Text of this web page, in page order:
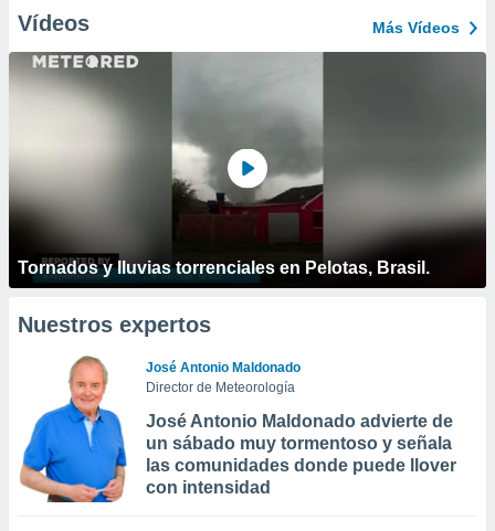
Vídeos Más Vídeos
Tornados y lluvias torrenciales en Pelotas, Brasil.
Nuestros expertos
José Antonio Maldonado
Director de Meteorología
José Antonio Maldonado advierte de
un sábado muy tormentoso y señala
las comunidades donde puede llover
con intensidad